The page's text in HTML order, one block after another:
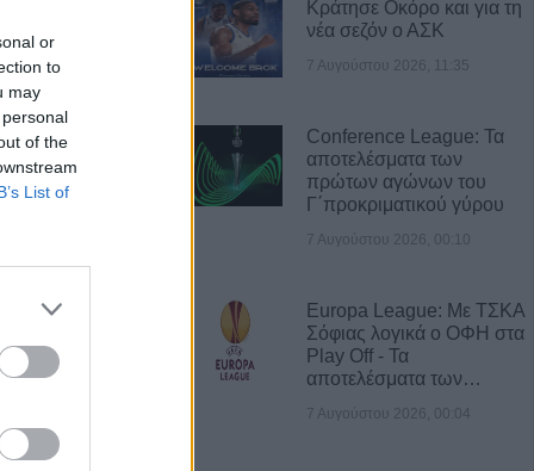
or
to
may
of the
List of
ΝΕΑ
της Ν.Ε.
για την
νερού από
στο
Κράτησε Οκόρο και για τη
νέα σεζόν ο ΑΣΚ
7 Αυγούστου 2026, 11:35
Conference League: Τα
αποτελέσματα των
πρώτων αγώνων του
Γ΄προκριματικού γύρου
7 Αυγούστου 2026, 00:10
Europa League: Με ΤΣΚΑ
Σόφιας λογικά ο ΟΦΗ στα
Play Off - Τα
αποτελέσματα των…
7 Αυγούστου 2026, 00:04